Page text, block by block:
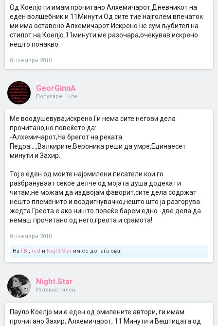
Од Коелјо ги имам прочитано Алхемичарот,Дневникот на
еден волшебник и 11Минути.Од сите тие најголем впечаток
ми има оставено Алхемичарот.Искрено не сум љубител на
стилот на Коелјо.11минути ме разочара,очекував искрено
нешто понакво.
8 ноември 2010
GeorGinnA
Популарен член
Ме воодушевува,искрено.Ги нема сите негови дела
прочитано,но повеќето да:
-Алхемичарот,На брегот на реката
Педра....,Валкирите,Вероника реши да умре,Единаесет
минути и Захир.
Тој е еден од моите најомилени писатели кои го
разбрануваат секое делче од мојата душа додека ги
читам,не можам да издвојам фаворит,сите дела содржат
нешто племенито и воздигнувачко,нешто што ја разгорува
жедта.Греота е ако ништо повеќе барем едно -две дела да
немаш прочитано од него,греота и срамота!
8 ноември 2010
На FBI, red и Night.Star им се допаѓа ова.
Night.Star
Истакнат член
Пауло Коелјо ми е еден од омилените автори, ги имам
прочитано Захир, Алхемичарот, 11 Минути и Вештицата од